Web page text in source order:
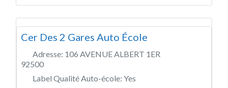
Cer Des 2 Gares Auto École
Adresse: 106 AVENUE ALBERT 1ER
92500
Label Qualité Auto-école: Yes